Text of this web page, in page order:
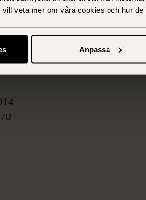
vill veta mer om våra cookies och hur de
Anpassa
Om Morris
70